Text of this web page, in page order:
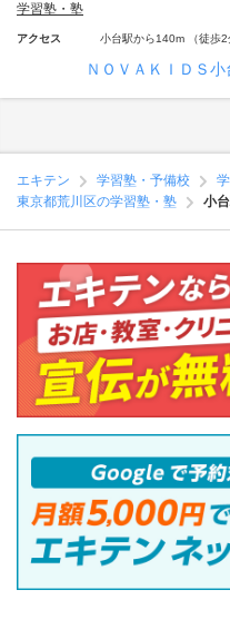
学習塾・塾
アクセス 小台駅から140m （徒歩2
ＮＯＶＡＫＩＤＳ
エキテン 学習塾・予備校
東京都荒川区の学習塾・塾
小